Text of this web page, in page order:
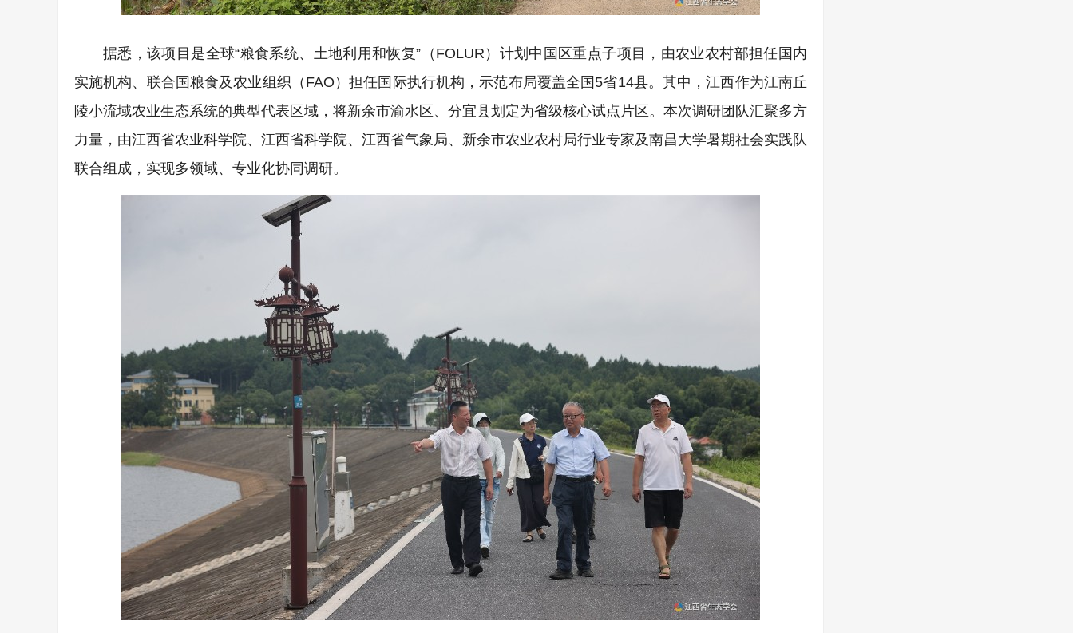
据悉，该项目是全球“粮食系统、土地利用和恢复”（FOLUR）计划中国区重点子项目，由农业农村部担任国内
实施机构、联合国粮食及农业组织（FAO）担任国际执行机构，示范布局覆盖全国5省14县。其中，江西作为江南丘
陵小流域农业生态系统的典型代表区域，将新余市渝水区、分宜县划定为省级核心试点片区。本次调研团队汇聚多方
力量，由江西省农业科学院、江西省科学院、江西省气象局、新余市农业农村局行业专家及南昌大学暑期社会实践队
联合组成，实现多领域、专业化协同调研。